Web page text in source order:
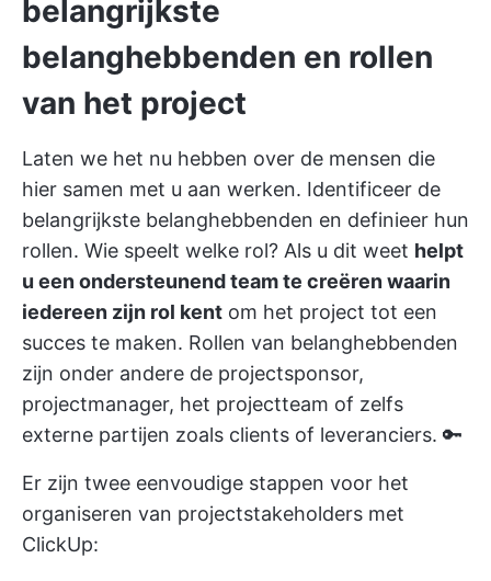
belangrijkste
belanghebbenden en rollen
van het project
Laten we het nu hebben over de mensen die
hier samen met u aan werken. Identificeer de
belangrijkste belanghebbenden en definieer hun
rollen. Wie speelt welke rol? Als u dit weet helpt
u een ondersteunend team te creëren waarin
iedereen zijn rol kent om het project tot een
succes te maken. Rollen van belanghebbenden
zijn onder andere de projectsponsor,
projectmanager, het projectteam of zelfs
externe partijen zoals clients of leveranciers. 🔑
Er zijn twee eenvoudige stappen voor het
organiseren van projectstakeholders met
ClickUp: